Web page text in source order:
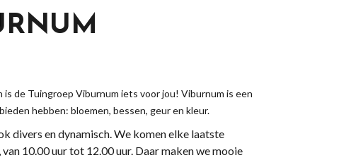
de Tuingroep Viburnum iets voor jou! Viburnum is een
hebben: bloemen, bessen, geur en kleur.
divers en dynamisch. We komen elke laatste
10.00 uur tot 12.00 uur. Daar maken we mooie